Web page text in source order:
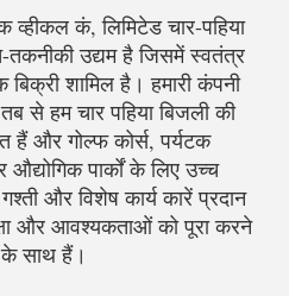
कं, लिमिटेड चार-पहिया
उद्यम है जिसमें स्वतंत्र
शामिल है। हमारी कंपनी
से हम चार पहिया बिजली की
हैं और गोल्फ कोर्स, पर्यटक
औद्योगिक पार्कों के लिए उच्च
और विशेष कार्य कारें प्रदान
और आवश्यकताओं को पूरा करने
के साथ हैं।